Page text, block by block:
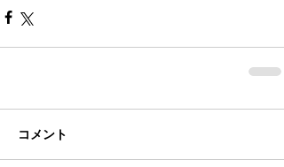
コメント